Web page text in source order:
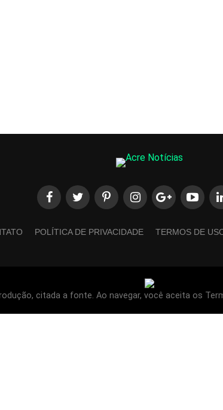
POLÍTICA DE PRIVACIDADE TERMOS DE
citada a fonte. Ao navegar, você aceita os